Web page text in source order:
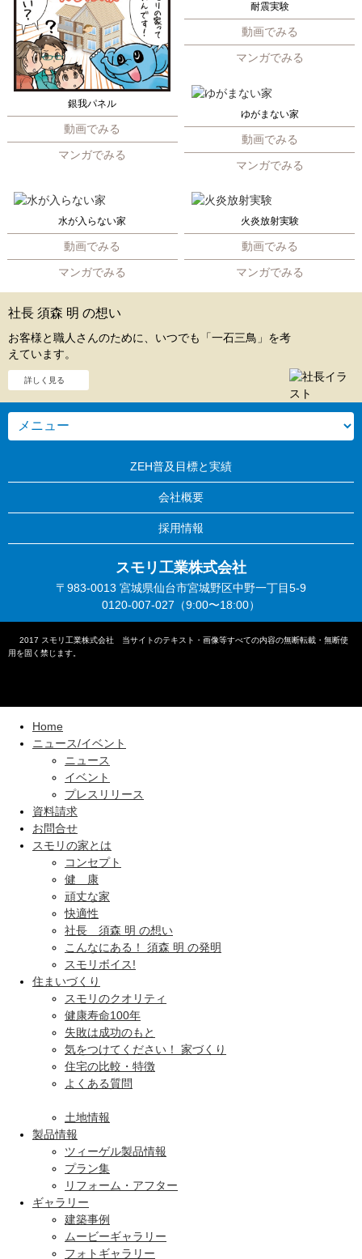
銀我パネル
動画でみる
マンガでみる
耐震実験
動画でみる
マンガでみる
ゆがまない家
動画でみる
マンガでみる
水が入らない家
動画でみる
マンガでみる
火炎放射実験
動画でみる
マンガでみる
社長 須森 明 の想い
お客様と職人さんのために、いつでも「一石三鳥」を考
えています。
詳しく見る
ZEH普及目標と実績
会社概要
採用情報
スモリ工業株式会社
〒983-0013 宮城県仙台市宮城野区中野一丁目5-9
0120-007-027（9:00〜18:00）
©︎
2017 スモリ工業株式会社 当サイトのテキスト・画像等すべての内容の無断転載・無断使
用を固く禁じます。
Home
ニュース/イベント
ニュース
イベント
プレスリリース
資料請求
お問合せ
スモリの家とは
コンセプト
健 康
頑丈な家
快適性
社長 須森 明 の想い
こんなにある！ 須森 明 の発明
スモリボイス!
住まいづくり
スモリのクオリティ
健康寿命100年
失敗は成功のもと
気をつけてください！ 家づくり
住宅の比較・特徴
よくある質問
土地情報
製品情報
ツィーゲル製品情報
プラン集
リフォーム・アフター
ギャラリー
建築事例
ムービーギャラリー
フォトギャラリー